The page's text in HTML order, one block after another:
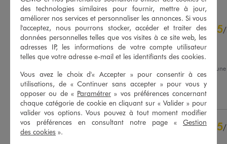
4.8/5
Basé sur64
avis soumis à un
contrôle
Voir tous les avis sur ce site
5étoiles
52
4étoiles
11
3étoiles
5/
Avis vérifié et récompensé
Très agréable à porter
, suite à
27/05/2026 parStella S.
Utile(0) Signaler
5/
des technologies similaires pour fournir, mettre à jour,
améliorer nos services et personnaliser les annonces. Si vous
l'acceptez, nous pourrons stocker, accéder et traiter des
données personnelles telles que vos visites à ce site web, les
adresses IP, les informations de votre compte utilisateur
telles que votre adresse e-mail et les identifiants des cookies.
Vous avez le choix d'« Accepter » pour consentir à ces
utilisations, de « Continuer sans accepter » pour vous y
opposer ou de « Paramétrer » vos préférences concernant
chaque catégorie de cookie en cliquant sur « Valider » pour
valider vos options. Vous pouvez à tout moment modifier
vos préférences en consultant notre page « Gestion
des cookies ».